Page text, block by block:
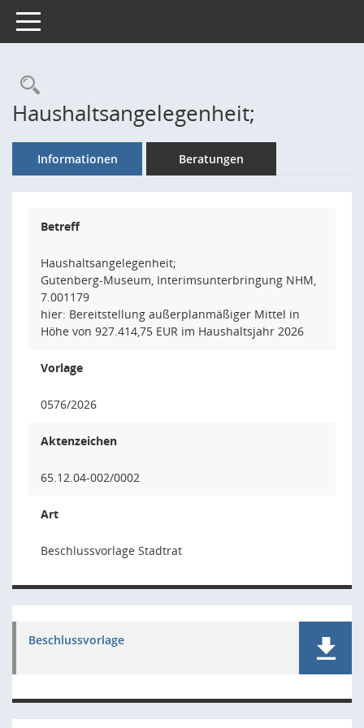
Toggle navigation
Rechercheauswahl
Haushaltsangelegenheit;
Informationen Beratungen
Betreff
Haushaltsangelegenheit;
Gutenberg-Museum, Interimsunterbringung NHM,
7.001179
hier: Bereitstellung außerplanmäßiger Mittel in
Höhe von 927.414,75 EUR im Haushaltsjahr 2026
Vorlage
0576/2026
Aktenzeichen
65.12.04-002/0002
Art
Beschlussvorlage Stadtrat
Beschlussvorlage